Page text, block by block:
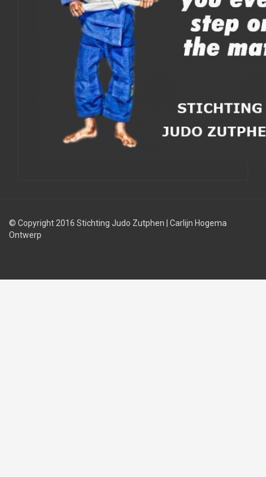
© Copyright 2016 Stichting Judo Zutphen
Carlijn Hogema
Ontwerp